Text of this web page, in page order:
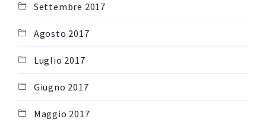
Settembre 2017
Agosto 2017
Luglio 2017
Giugno 2017
Maggio 2017